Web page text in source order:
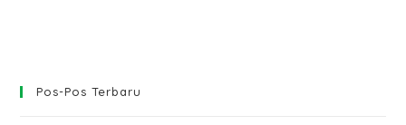
Pos-Pos Terbaru